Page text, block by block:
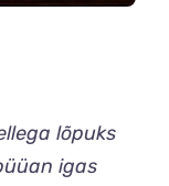
lõpuks
igas